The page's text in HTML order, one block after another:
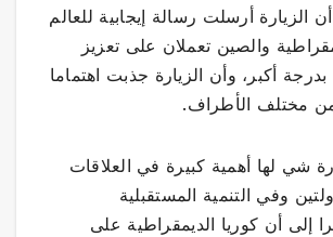
الزيارة أرسلت رسالة إيجابية للعالم
والصين تعملان على تعزيز
بدرجة أكبر، وأن الزيارة جذبت اهتماما
مختلف الأطراف.
شي لها أهمية كبيرة في العلاقات
وفي التنمية المستقبلية
إلى أن كوريا الديمقراطية على